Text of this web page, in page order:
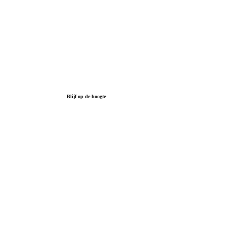
Blijf op de hoogte